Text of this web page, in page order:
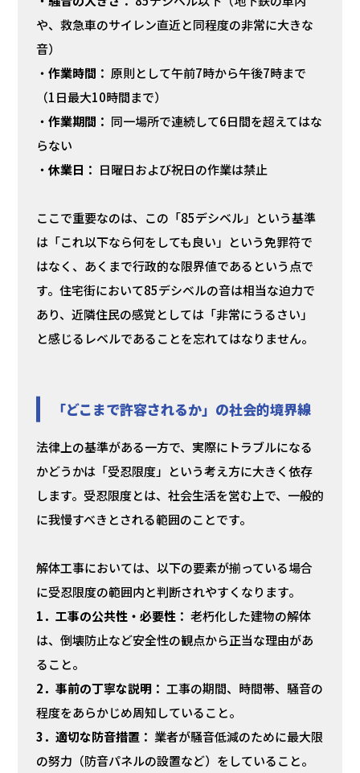
や、救急車のサイレン直近と同程度の非常に大きな
音）
・ 作業時間： 原則として午前7時から午後7時まで
（1日最大10時間まで）
・ 作業期間： 同一場所で連続して6日間を超えてはな
らない
・ 休業日： 日曜日および祝日の作業は禁止
ここで重要なのは、この「85デシベル」という基準
は「これ以下なら何をしても良い」という免罪符で
はなく、あくまで行政的な限界値であるという点で
す。住宅街において85デシベルの音は相当な迫力で
あり、近隣住民の感覚としては「非常にうるさい」
と感じるレベルであることを忘れてはなりません。
「どこまで許容されるか」の社会的境界線
法律上の基準がある一方で、実際にトラブルになる
かどうかは「受忍限度」という考え方に大きく依存
します。受忍限度とは、社会生活を営む上で、一般的
に我慢すべきとされる範囲のことです。
解体工事においては、以下の要素が揃っている場合
に受忍限度の範囲内と判断されやすくなります。
1．工事の公共性・必要性： 老朽化した建物の解体
は、倒壊防止など安全性の観点から正当な理由があ
ること。
2．事前の丁寧な説明： 工事の期間、時間帯、騒音の
程度をあらかじめ周知していること。
3．適切な防音措置： 業者が騒音低減のために最大限
の努力（防音パネルの設置など）をしていること。